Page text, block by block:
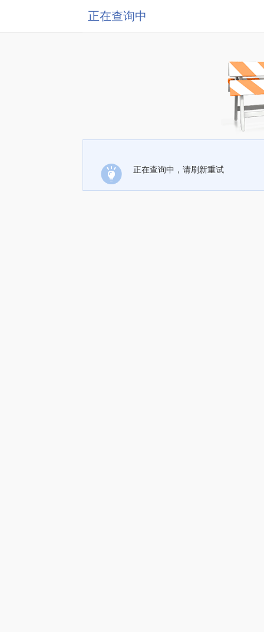
正在查询中
正在查询中，请刷新重试